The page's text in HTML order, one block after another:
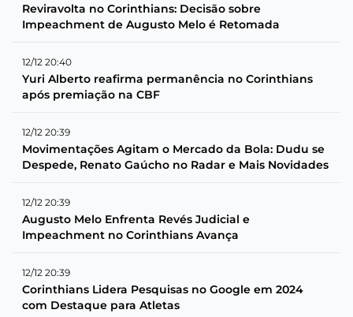
Reviravolta no Corinthians: Decisão sobre
Impeachment de Augusto Melo é Retomada
12/12 20:40
Yuri Alberto reafirma permanência no Corinthians
após premiação na CBF
12/12 20:39
Movimentações Agitam o Mercado da Bola: Dudu se
Despede, Renato Gaúcho no Radar e Mais Novidades
12/12 20:39
Augusto Melo Enfrenta Revés Judicial e
Impeachment no Corinthians Avança
12/12 20:39
Corinthians Lidera Pesquisas no Google em 2024
com Destaque para Atletas